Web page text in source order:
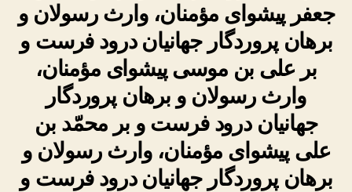
جعفر پیشوای مؤمنان، وارث رسولان و
برهان پروردگار جهانیان درود فرست و
بر علی بن موسی پیشوای مؤمنان،
وارث رسولان و برهان پروردگار
جهانیان درود فرست و بر محمّد بن
علی پیشوای مؤمنان، وارث رسولان و
برهان پروردگار جهانیان درود فرست و